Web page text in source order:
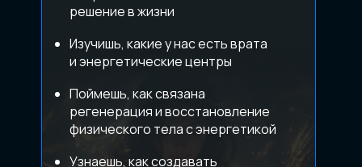
решение в жизни
Изучишь, какие у нас есть врата
и энергетические центры
Поймешь, как связана
регенерация и восстановление
физического тела с энергетикой
Узнаешь, как создавать